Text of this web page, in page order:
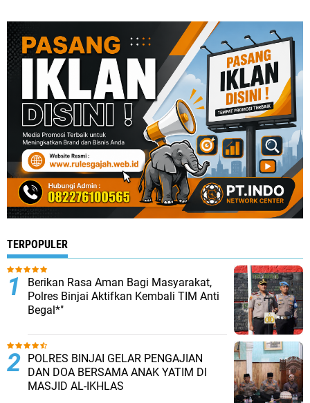
TERPOPULER
Berikan Rasa Aman Bagi Masyarakat,
Polres Binjai Aktifkan Kembali TIM Anti
Begal*"
POLRES BINJAI GELAR PENGAJIAN
DAN DOA BERSAMA ANAK YATIM DI
MASJID AL-IKHLAS